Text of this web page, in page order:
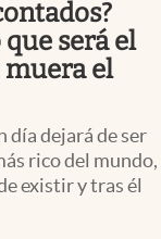
será el
muera el
día dejará de ser
rico del mundo,
existir y tras él